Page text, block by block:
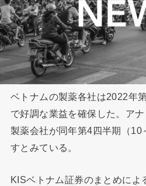
ベトナムの製薬各社は2022年
で好調な業益を確保した。ア
製薬会社が同年第4四半期（
すとみている。
KISベトナム証券のまとめによ